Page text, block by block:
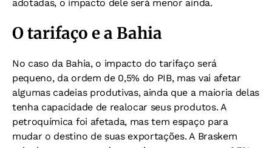
adotadas, o impacto dele será menor ainda.
O tarifaço e a Bahia
No caso da Bahia, o impacto do tarifaço será
pequeno, da ordem de 0,5% do PIB, mas vai afetar
algumas cadeias produtivas, ainda que a maioria delas
tenha capacidade de realocar seus produtos. A
petroquímica foi afetada, mas tem espaço para
mudar o destino de suas exportações. A Braskem